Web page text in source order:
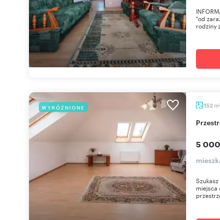
"od
rodziny
WYRÓŻNIONE 152 m
5
miejsca